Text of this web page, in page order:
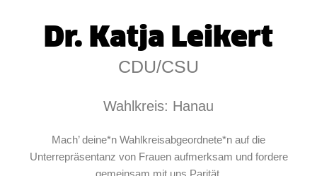
Dr. Katja Leikert
CDU/CSU
Wahlkreis: Hanau
Mach’ deine*n Wahlkreisabgeordnete*n auf die
Unterrepräsentanz von Frauen aufmerksam und fordere
gemeinsam mit uns Parität.